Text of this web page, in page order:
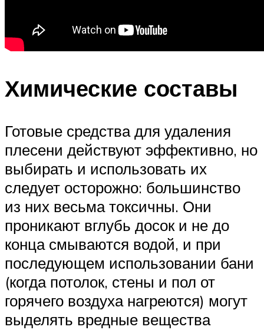
Химические составы
Готовые средства для удаления
плесени действуют эффективно, но
выбирать и использовать их
следует осторожно: большинство
из них весьма токсичны. Они
проникают вглубь досок и не до
конца смываются водой, и при
последующем использовании бани
(когда потолок, стены и пол от
горячего воздуха нагреются) могут
выделять вредные вещества